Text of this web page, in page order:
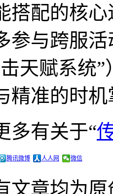
搭配的核
参与跨服
天赋系统
精准的时
多有关于“
腾讯微博 人人网 微信
文章均为